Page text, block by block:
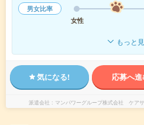
男女比率
女性
もっと
気になる! 応募へ
派遣会社 マンパワーグループ株式会社 ケア